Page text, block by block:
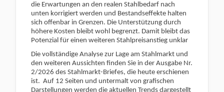
die Erwartungen an den realen Stahlbedarf nach
unten korrigiert werden und Bestandseffekte halten
sich offenbar in Grenzen. Die Unterstützung durch
höhere Kosten bleibt wohl begrenzt. Damit bleibt das
Potenzial für einen weiteren Stahlpreisanstieg unklar
Die vollständige Analyse zur Lage am Stahlmarkt und
den weiteren Aussichten finden Sie in der Ausgabe Nr.
2/2026 des Stahlmarkt-Briefes, die heute erschienen
ist. Auf 12 Seiten und untermalt von grafischen
Darstellungen werden die aktuellen Trends dargestellt